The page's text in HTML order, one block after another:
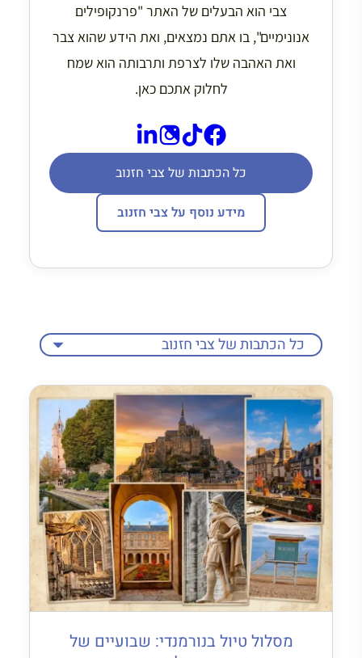
צבי הוא הבעלים של האתר "פרנקופילים
אנונימיים", בו אתם נמצאים, ואת הידע שהוא צבר
ואת האהבה שלו לצרפת ותרבותה הוא שמח
לחלוק אתכם כאן.
כל הכתבות של צבי חזנוב
מידע נוסף על צבי חזנוב
מסלול טיול בנורמנדי: שבועיים של